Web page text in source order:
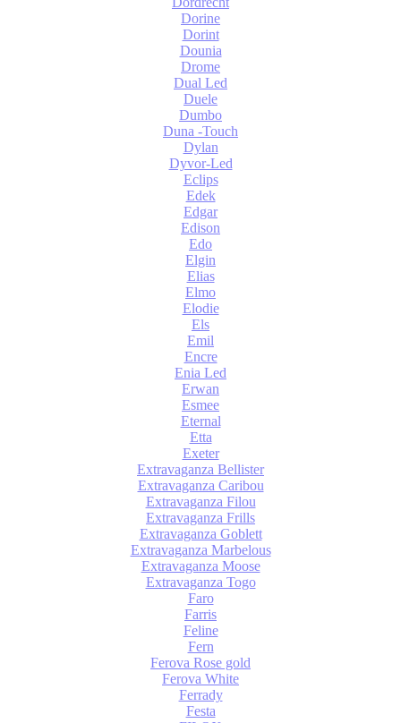
Dorine
Dorint
Dounia
Drome
Dual Led
Duele
Dumbo
Duna -Touch
Dylan
Dyvor-Led
Eclips
Edek
Edgar
Edison
Edo
Elgin
Elias
Elmo
Elodie
Els
Emil
Encre
Enia Led
Erwan
Esmee
Eternal
Etta
Exeter
Extravaganza Bellister
Extravaganza Caribou
Extravaganza Filou
Extravaganza Frills
Extravaganza Goblett
Extravaganza Marbelous
Extravaganza Moose
Extravaganza Togo
Faro
Farris
Feline
Fern
Ferova Rose gold
Ferova White
Ferrady
Festa